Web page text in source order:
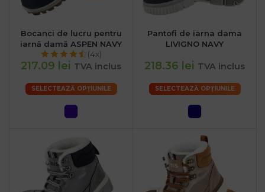
Bocanci de lucru pentru
iarnă damă ASPEN NAVY
(4x)
217.09 lei TVA inclus
SELECTEAZĂ OPȚIUNILE
Pantofi de iarna dama
LIVIGNO NAVY
218.36 lei TVA inclus
SELECTEAZĂ OPȚIUNILE